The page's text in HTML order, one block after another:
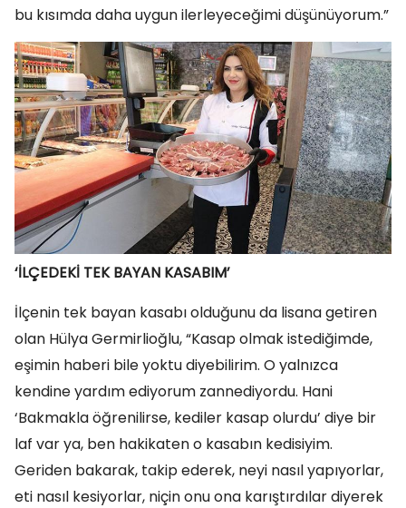
bu kısımda daha uygun ilerleyeceğimi düşünüyorum.”
‘İLÇEDEKİ TEK BAYAN KASABIM’
İlçenin tek bayan kasabı olduğunu da lisana getiren
olan Hülya Germirlioğlu, “Kasap olmak istediğimde,
eşimin haberi bile yoktu diyebilirim. O yalnızca
kendine yardım ediyorum zannediyordu. Hani
‘Bakmakla öğrenilirse, kediler kasap olurdu’ diye bir
laf var ya, ben hakikaten o kasabın kedisiyim.
Geriden bakarak, takip ederek, neyi nasıl yapıyorlar,
eti nasıl kesiyorlar, niçin onu ona karıştırdılar diyerek